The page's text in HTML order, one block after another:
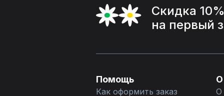
Скидка
на первый
Помощь
Как оформить заказ
О
О